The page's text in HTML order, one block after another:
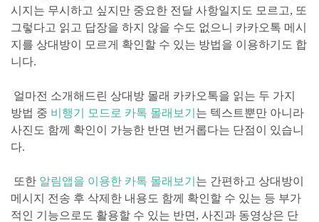
시지는 무시하고 싶지만 중요한 전달 사항일지도 모르고, 또
그렇다고 읽고 답장을 하지 않을 수도 없으니 카카오톡 메시
지를 상대방이 모르게 확인할 수 있는 방법을 이용하기도 합
니다.
얼마전 소개해드린 상대방 몰래 카카오톡을 읽는 두 가지
방법 중 비행기 모드로 카톡 몰래보기 는 텍스트뿐만 아니라
사진도 함께 확인이 가능한 반면 번거롭다는 단점이 있습니
다.
또한 알림앱을 이용한 카톡 몰래보기 는 간편하고 상대방이
메시지 전송 후 삭제한 내용도 함께 확인할 수 있는 등 부가
적인 기능으로도 활용할 수 있는 반면, 사진과 동영상은 단